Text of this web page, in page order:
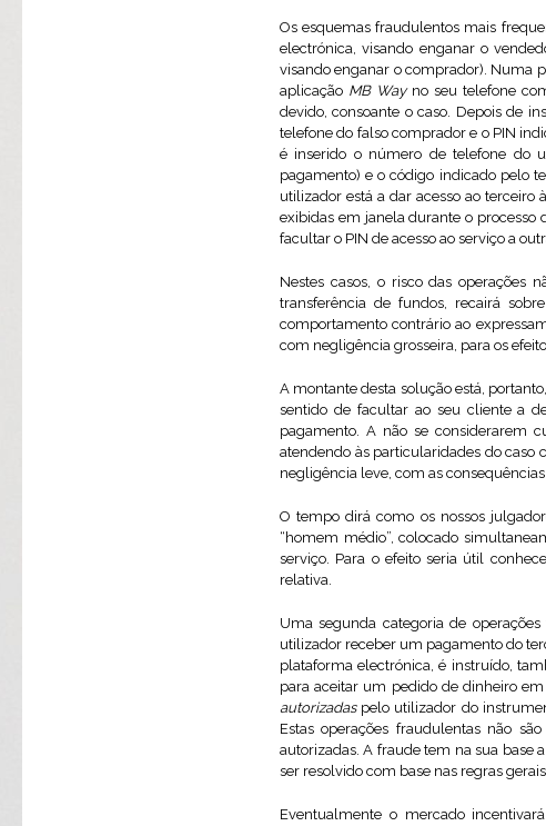
Os esquemas fraudulentos mais
electrónica, visando enganar o
visando enganar o comprador). Numa
aplicação MB Wayno seu telefone
devido, consoante o caso. Depois de
telefone do falso comprador e o PIN
é inserido o número de telefone do
pagamento) e o código indicado pelo
utilizador está a dar acesso ao terceiro
exibidas em janela durante o processo
facultar o PIN de acesso ao serviço a
Nestes casos, o risco das operações
transferência de fundos, recairá
comportamento contrário ao
com negligência grosseira, para os
A montante desta solução está,
sentido de facultar ao seu cliente a
pagamento. A não se considerarem
atendendo às particularidades do
negligência leve, com as consequências
O tempo dirá como os nossos
“homem médio”, colocado
serviço. Para o efeito seria útil
relativa.
Uma segunda categoria de
utilizador receber um pagamento do
plataforma electrónica, é instruído,
para aceitar um pedido de dinheiro
autorizadaspelo utilizador do
Estas operações fraudulentas não
autorizadas. A fraude tem na sua base
ser resolvido com base nas regras
Eventualmente o mercado